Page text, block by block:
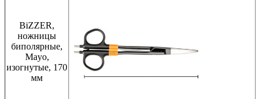
BiZZER,
ножницы
биполярные,
Mayo,
изогнутые, 170
мм